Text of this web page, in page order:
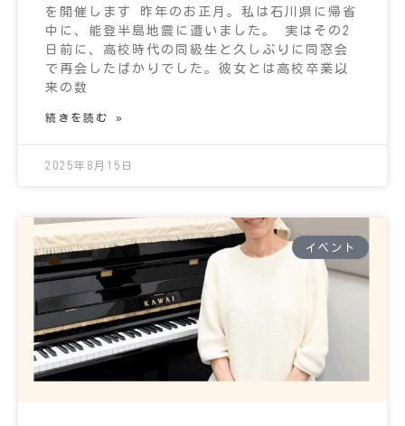
を開催します 昨年のお正月。私は石川県に帰省
中に、能登半島地震に遭いました。 実はその2
日前に、高校時代の同級生と久しぶりに同窓会
で再会したばかりでした。彼女とは高校卒業以
来の数
続きを読む »
2025年8月15日
イベント